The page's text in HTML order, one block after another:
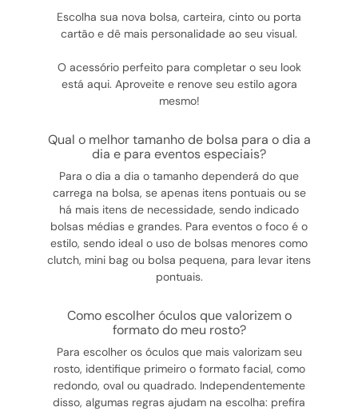
Escolha sua nova bolsa, carteira, cinto ou porta
cartão e dê mais personalidade ao seu visual.
O acessório perfeito para completar o seu look
está aqui. Aproveite e renove seu estilo agora
mesmo!
qual o melhor tamanho de bolsa para o dia a
dia e para eventos especiais?
Para o dia a dia o tamanho dependerá do que
carrega na bolsa, se apenas itens pontuais ou se
há mais itens de necessidade, sendo indicado
bolsas médias e grandes. Para eventos o foco é o
estilo, sendo ideal o uso de bolsas menores como
clutch, mini bag ou bolsa pequena, para levar itens
pontuais.
como escolher óculos que valorizem o
formato do meu rosto?
Para escolher os óculos que mais valorizam seu
rosto, identifique primeiro o formato facial, como
redondo, oval ou quadrado. Independentemente
disso, algumas regras ajudam na escolha: prefira